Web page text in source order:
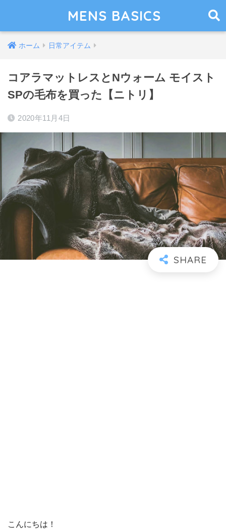
MENS BASICS
ホーム 日常アイテム
コアラマットレスとNウォーム モイスト
SPの毛布を買った【ニトリ】
2020年11月4日
こんにちは！